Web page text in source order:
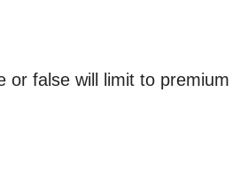
or false will limit to premium